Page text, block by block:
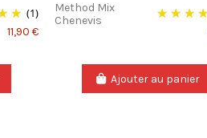
(1)
11,90 €
Method Mix
Chenevis
Ajouter au panier